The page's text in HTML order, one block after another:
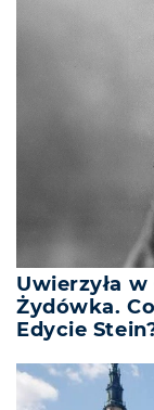
Uwierzyła
Żydówka.
Edycie